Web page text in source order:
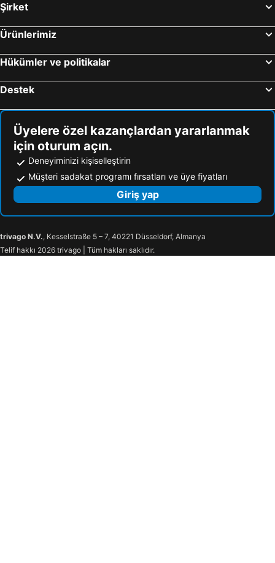
Şirket
Ürünlerimiz
Hükümler ve politikalar
Destek
Üyelere özel kazançlardan yararlanmak
için oturum açın.
Deneyiminizi kişiselleştirin
Müşteri sadakat programı fırsatları ve üye fiyatları
Giriş yap
trivago N.V., Kesselstraße 5 – 7, 40221 Düsseldorf, Almanya
Telif hakkı 2026 trivago | Tüm hakları saklıdır.